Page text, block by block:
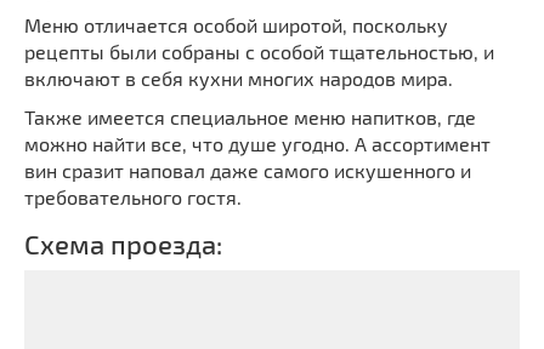
Меню отличается особой широтой, поскольку
рецепты были собраны с особой тщательностью, и
включают в себя кухни многих народов мира.
Также имеется специальное меню напитков, где
можно найти все, что душе угодно. А ассортимент
вин сразит наповал даже самого искушенного и
требовательного гостя.
Схема проезда: